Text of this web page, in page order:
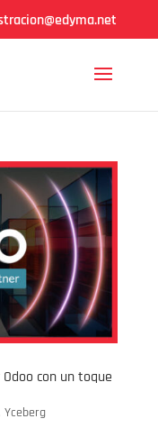
con un toque
Yceberg